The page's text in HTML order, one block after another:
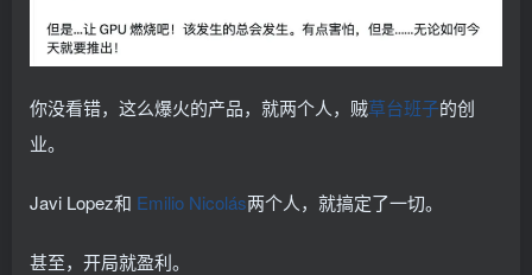
你没看错，这么爆火的产品，就两个人，贼草台班子的创
业。
Javi Lopez和 Emilio Nicolás两个人，就搞定了一切。
甚至，开局就盈利。